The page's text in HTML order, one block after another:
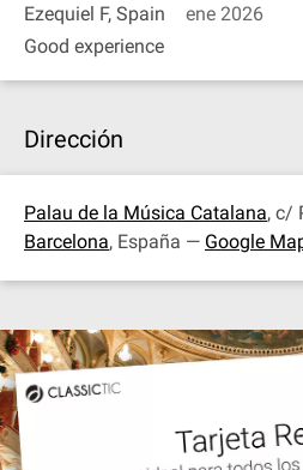
Ezequiel F, Spain
ene 2026
Good experience
Dirección
Palau de la Música Catalana, c/
Barcelona, España — Google